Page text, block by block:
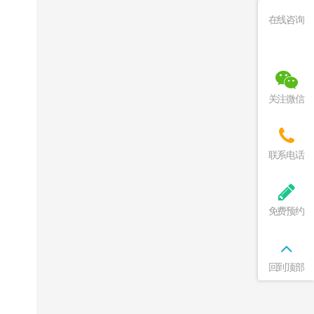
在线咨询
关注微信
联系电话
免费预约
回到顶部